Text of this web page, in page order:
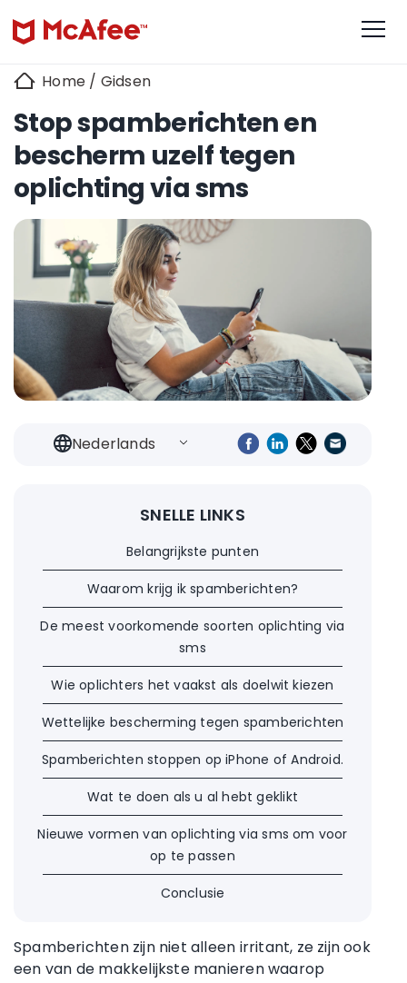
Home / Gidsen
Stop spamberichten en
bescherm uzelf tegen
oplichting via sms
Nederlands
SNELLE LINKS
Belangrijkste punten
Waarom krijg ik spamberichten?
De meest voorkomende soorten oplichting via
sms
Wie oplichters het vaakst als doelwit kiezen
Wettelijke bescherming tegen spamberichten
Spamberichten stoppen op iPhone of Android.
Wat te doen als u al hebt geklikt
Nieuwe vormen van oplichting via sms om voor
op te passen
Conclusie
Spamberichten zijn niet alleen irritant, ze zijn ook
een van de makkelijkste manieren waarop